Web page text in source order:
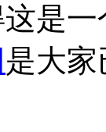
是
是大